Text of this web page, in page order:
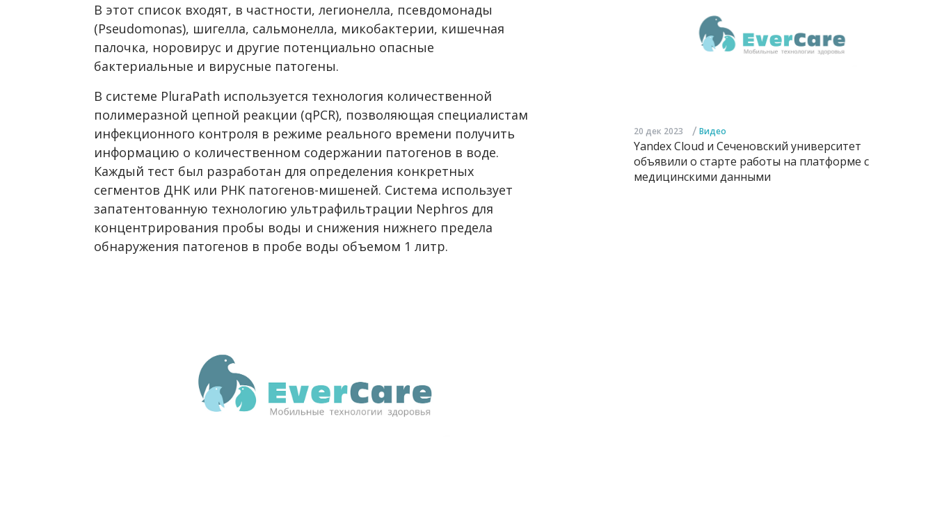
В этот список входят, в частности, легионелла, псевдомонады
(Pseudomonas), шигелла, сальмонелла, микобактерии, кишечная
палочка, норовирус и другие потенциально опасные
бактериальные и вирусные патогены.
В системе PluraPath используется технология количественной
полимеразной цепной реакции (qPCR), позволяющая специалистам
инфекционного контроля в режиме реального времени получить
информацию о количественном содержании патогенов в воде.
Каждый тест был разработан для определения конкретных
сегментов ДНК или РНК патогенов-мишеней. Система использует
запатентованную технологию ультрафильтрации Nephros для
концентрирования пробы воды и снижения нижнего предела
обнаружения патогенов в пробе воды объемом 1 литр.
20 дек 2023 / Видео
Yandex Cloud и Сеченовский университет
объявили о старте работы на платформе с
медицинскими данными